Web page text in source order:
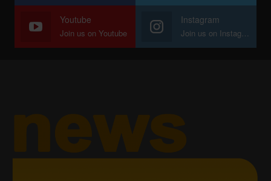
Youtube
Join us on Youtube
Instagram
Join us on Instagram